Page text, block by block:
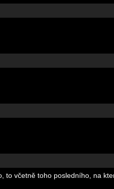
to včetně toho posledního, na